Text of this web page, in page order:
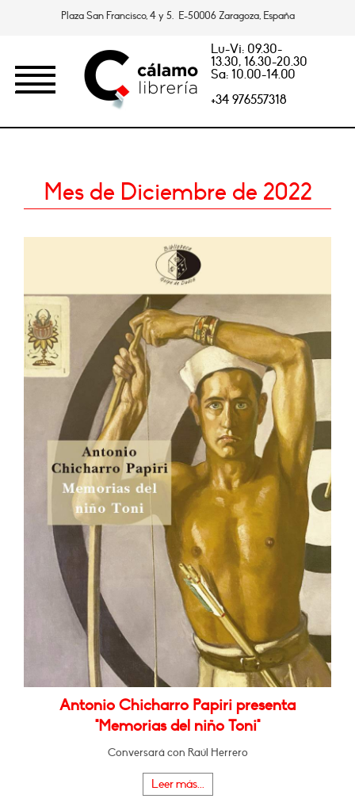
Plaza San Francisco, 4 y 5. E-50006 Zaragoza, España
Lu-Vi: 09.30-
13.30, 16.30-20.30
Sa: 10.00-14.00
+34 976557318
Mes de Diciembre de 2022
Antonio Chicharro Papiri presenta
"Memorias del niño Toni"
Conversará con Raúl Herrero
Leer más...